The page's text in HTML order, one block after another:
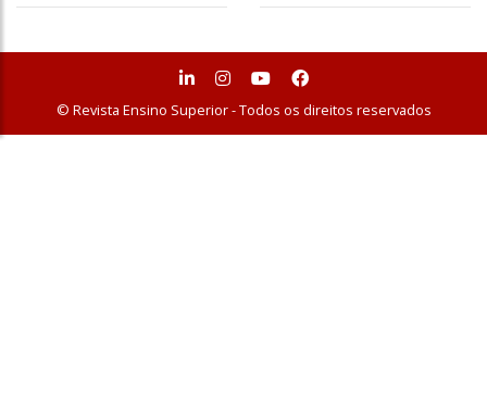
© Revista Ensino Superior - Todos os direitos reservados